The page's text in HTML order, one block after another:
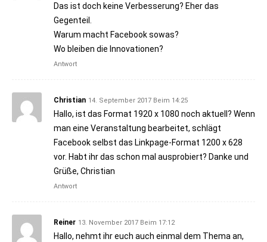
Das ist doch keine Verbesserung? Eher das
Gegenteil.
Warum macht Facebook sowas?
Wo bleiben die Innovationen?
Antwort
Christian 14. September 2017 Beim 14:25
Hallo, ist das Format 1920 x 1080 noch aktuell? Wenn
man eine Veranstaltung bearbeitet, schlägt
Facebook selbst das Linkpage-Format 1200 x 628
vor. Habt ihr das schon mal ausprobiert? Danke und
Grüße, Christian
Antwort
Reiner 13. November 2017 Beim 17:12
Hallo, nehmt ihr euch auch einmal dem Thema an,